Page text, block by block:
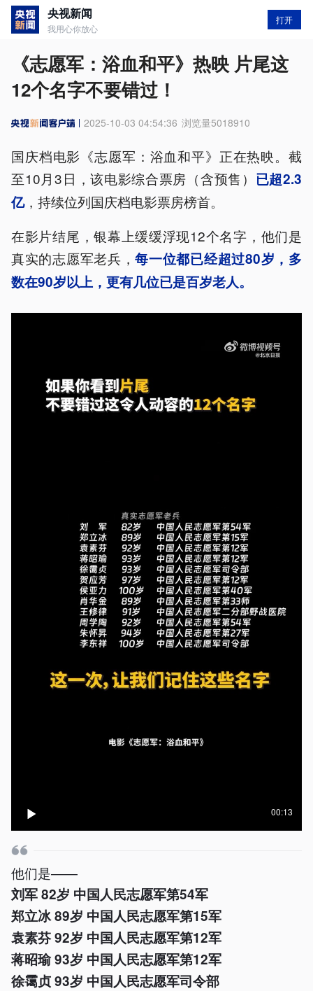
央视新闻
我用心你放心
打开
《志愿军：浴血和平》热映 片尾这
12个名字不要错过！
2025-10-03 04:54:36 浏览量5018910
国庆档电影《志愿军：浴血和平》正在热映。截
至10月3日，该电影综合票房（含预售） 已超2.3
亿，持续位列国庆档电影票房榜首。
在影片结尾，银幕上缓缓浮现12个名字，他们是
真实的志愿军老兵，每一位都已经超过80岁，多
数在90岁以上，更有几位已是百岁老人。
00:13
他们是——
刘军 82岁 中国人民志愿军第54军
郑立冰 89岁 中国人民志愿军第15军
袁素芬 92岁 中国人民志愿军第12军
蒋昭瑜 93岁 中国人民志愿军第12军
徐霭贞 93岁 中国人民志愿军司令部